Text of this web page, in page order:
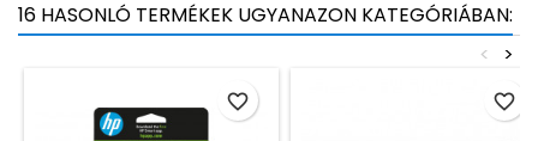
16 HASONLÓ TERMÉKEK UGYANAZON KATEGÓRIÁBAN:
>
<
favorite_border favorite_border